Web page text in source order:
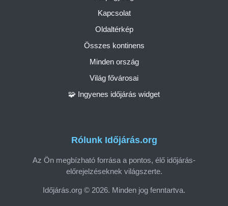
Rólunk Időjárás.org
Az Ön megbízható forrása a pontos, élő időjárás-
előrejelzéseknek világszerte.
Időjárás.org © 2026. Minden jog fenntartva.
Kapcsolat
Oldaltérkép
Összes kontinens
Minden ország
Világ fővárosai
🧩 Ingyenes időjárás widget